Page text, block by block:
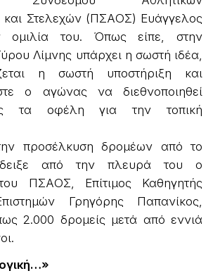
και Στελεχών (ΠΣΑΟΣ) Ευάγγελος
ομιλία του. Όπως είπε, στην
Λίμνης υπάρχει η σωστή ιδέα,
η σωστή υποστήριξη και
ο αγώνας να διεθνοποιηθεί
τα οφέλη για την τοπική
προσέλκυση δρομέων από το
από την πλευρά του ο
ΠΣΑΟΣ, Επίτιμος Καθηγητής
Γρηγόρης Παπανίκος,
2.000 δρομείς μετά από εννιά